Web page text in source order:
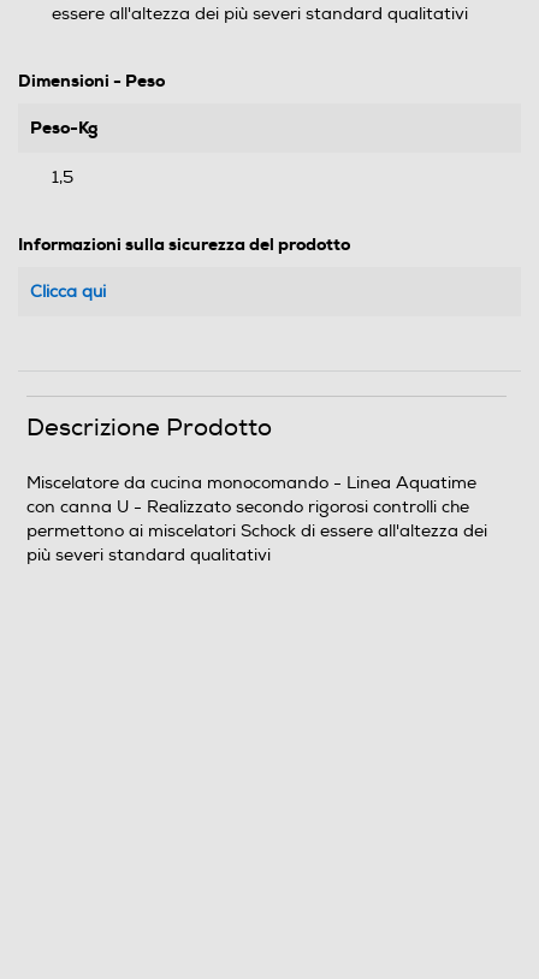
essere all'altezza dei più severi standard qualitativi
Dimensioni - Peso
Peso-Kg
1,5
Informazioni sulla sicurezza del prodotto
Clicca qui
Descrizione Prodotto
Miscelatore da cucina monocomando - Linea Aquatime
con canna U - Realizzato secondo rigorosi controlli che
permettono ai miscelatori Schock di essere all'altezza dei
più severi standard qualitativi